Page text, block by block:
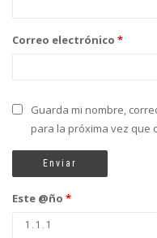
Correo electrónico *
Guarda mi nombre,
para la próxima vez que
Este @ño *